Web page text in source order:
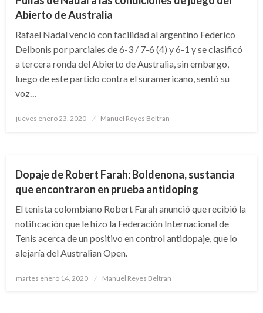
Abierto de Australia
Rafael Nadal venció con facilidad al argentino Federico
Delbonis por parciales de 6-3 / 7-6 (4) y 6-1 y se clasificó
a tercera ronda del Abierto de Australia, sin embargo,
luego de este partido contra el suramericano, sentó su
voz…
Publicado
jueves enero 23, 2020 Manuel Reyes Beltran
Dopaje de Robert Farah: Boldenona, sustancia
que encontraron en prueba antidoping
El tenista colombiano Robert Farah anunció que recibió la
notificación que le hizo la Federación Internacional de
Tenis acerca de un positivo en control antidopaje, que lo
alejaría del Australian Open.
Publicado
martes enero 14, 2020 Manuel Reyes Beltran